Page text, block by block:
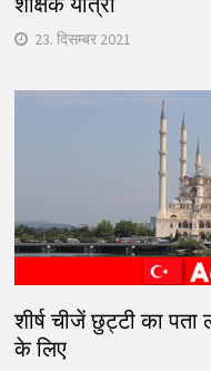
23. दिसम्बर 2021
शीर्ष चीजें छुट्टी का पता
के लिए